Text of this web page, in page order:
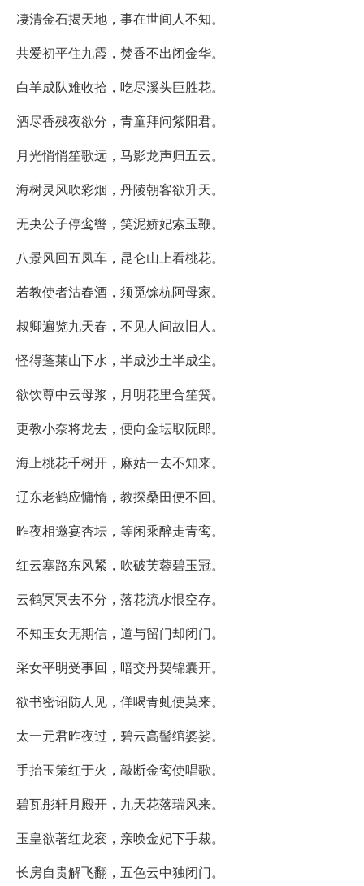
凄清金石揭天地，事在世间人不知。
共爱初平住九霞，焚香不出闭金华。
白羊成队难收拾，吃尽溪头巨胜花。
酒尽香残夜欲分，青童拜问紫阳君。
月光悄悄笙歌远，马影龙声归五云。
海树灵风吹彩烟，丹陵朝客欲升天。
无央公子停鸾辔，笑泥娇妃索玉鞭。
八景风回五凤车，昆仑山上看桃花。
若教使者沽春酒，须觅馀杭阿母家。
叔卿遍览九天春，不见人间故旧人。
怪得蓬莱山下水，半成沙土半成尘。
欲饮尊中云母浆，月明花里合笙簧。
更教小奈将龙去，便向金坛取阮郎。
海上桃花千树开，麻姑一去不知来。
辽东老鹤应慵惰，教探桑田便不回。
昨夜相邀宴杏坛，等闲乘醉走青鸾。
红云塞路东风紧，吹破芙蓉碧玉冠。
云鹤冥冥去不分，落花流水恨空存。
不知玉女无期信，道与留门却闭门。
采女平明受事回，暗交丹契锦囊开。
欲书密诏防人见，佯喝青虬使莫来。
太一元君昨夜过，碧云高髻绾婆娑。
手抬玉策红于火，敲断金鸾使唱歌。
碧瓦彤轩月殿开，九天花落瑞风来。
玉皇欲著红龙衮，亲唤金妃下手裁。
长房自贵解飞翻，五色云中独闭门。